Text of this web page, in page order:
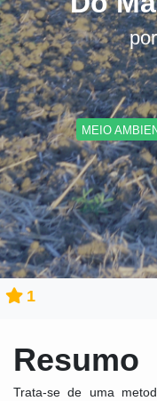
MEIO
1
Resumo
Trata-se de uma